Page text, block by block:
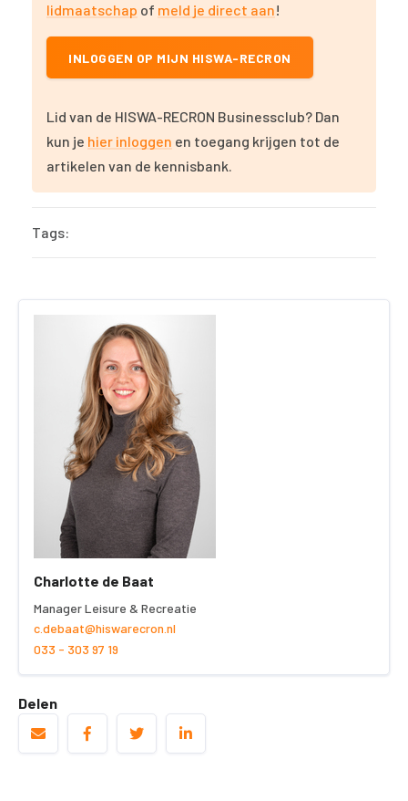
lidmaatschap of meld je direct aan!
INLOGGEN OP MIJN HISWA-RECRON
Lid van de HISWA-RECRON Businessclub? Dan
kun je hier inloggen en toegang krijgen tot de
artikelen van de kennisbank.
Tags:
Charlotte de Baat
Manager Leisure & Recreatie
c.debaat@hiswarecron.nl
033 - 303 97 19
Delen